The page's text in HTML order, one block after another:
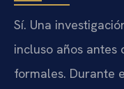
Sí. Una
incluso años antes
formales. Durante